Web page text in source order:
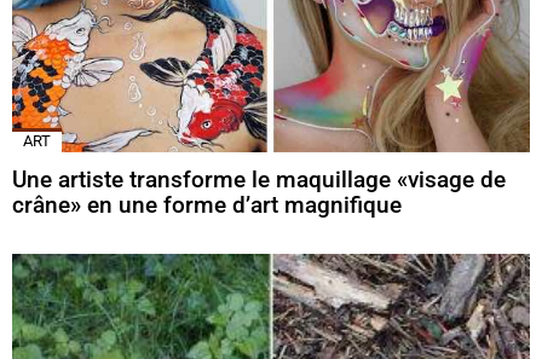
ART
Une artiste transforme le maquillage «visage de
crâne» en une forme d’art magnifique